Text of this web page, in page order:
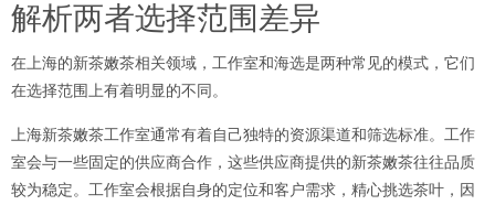
解析两者选择范围差异
在上海的新茶嫩茶相关领域，工作室和海选是两种常见的模式，它们
在选择范围上有着明显的不同。
上海新茶嫩茶工作室通常有着自己独特的资源渠道和筛选标准。工作
室会与一些固定的供应商合作，这些供应商提供的新茶嫩茶往往品质
较为稳定。工作室会根据自身的定位和客户需求，精心挑选茶叶，因